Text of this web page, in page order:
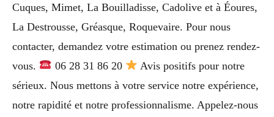
Cuques, Mimet, La Bouilladisse, Cadolive et à Éoures,
La Destrousse, Gréasque, Roquevaire. Pour nous
contacter, demandez votre estimation ou prenez rendez-
vous.
06 28 31 86 20
Avis positifs pour notre
sérieux. Nous mettons à votre service notre expérience,
notre rapidité et notre professionnalisme. Appelez-nous